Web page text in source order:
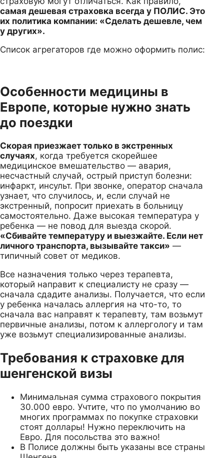
самая дешевая страховка всегда у ПОЛИС. Это
их политика компании: «Сделать дешевле, чем
у других».
Список агрегаторов где можно оформить полис:
Особенности медицины в
Европе, которые нужно знать
до поездки
Скорая приезжает только в экстренных
случаях, когда требуется скорейшее
медицинское вмешательство — авария,
несчастный случай, острый приступ болезни:
инфаркт, инсульт. При звонке, оператор сначала
узнает, что случилось, и, если случай не
экстренный, попросит приехать в больницу
самостоятельно. Даже высокая температура у
ребенка — не повод для выезда скорой.
«Сбивайте температуру и выезжайте. Если нет
личного транспорта, вызывайте такси» —
типичный совет от медиков.
Все назначения только через терапевта,
который направит к специалисту не сразу —
сначала сдадите анализы. Получается, что если
у ребенка началась аллергия на что-то, то
сначала вас направят к терапевту, там возьмут
первичные анализы, потом к аллергологу и там
уже возьмут специализированные анализы.
Требования к страховке для
шенгенской визы
Минимальная сумма страхового покрытия
30.000 евро. Учтите, что по умолчанию во
многих программах по покупке страховки
стоят доллары! Нужно переключить на
Евро. Для посольства это важно!
В Полисе должны быть указаны все страны